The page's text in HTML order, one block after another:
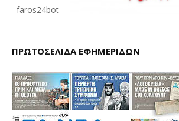
faros24bot
ΠΡΩΤΟΣΕΛΙΔΑ ΕΦΗΜΕΡΙΔΩΝ